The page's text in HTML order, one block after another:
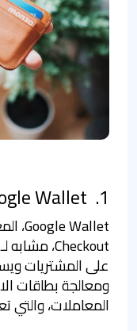
1.
على المشتريات
ومعالجة بطاقات